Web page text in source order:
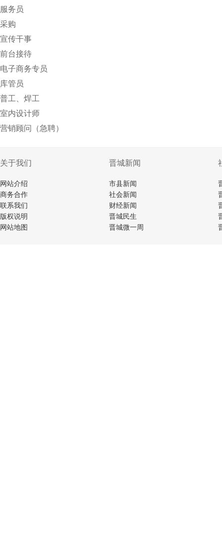
服务员
采购
宣传干事
前台接待
电子商务专员
库管员
普工、焊工
室内设计师
营销顾问（急聘）
关于我们
网站介绍
商务合作
联系我们
版权说明
网站地图
晋城新闻
市县新闻
社会新闻
财经新闻
晋城民生
晋城微一周